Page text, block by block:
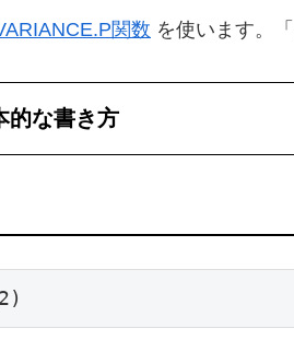
関数 を使います。
的な書き方